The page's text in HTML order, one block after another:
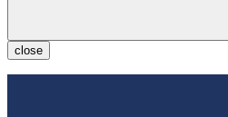
close